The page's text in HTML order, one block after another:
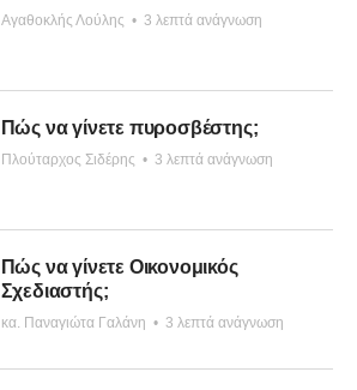
Αγαθοκλής Λούλης • 3 λεπτά ανάγνωση
Πώς να γίνετε πυροσβέστης;
Πλούταρχος Σιδέρης • 3 λεπτά ανάγνωση
Πώς να γίνετε Οικονομικός
Σχεδιαστής;
κα. Παναγιώτα Γαλάνη • 3 λεπτά ανάγνωση